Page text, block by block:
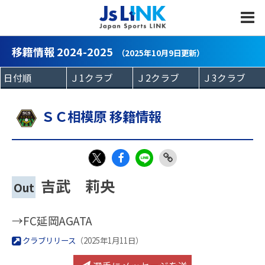
移籍情報 2024-2025 （2025年10月9日更新）
ＳＣ相模原 移籍情報
X
eb
Out 吉武 莉央
→FC延岡AGATA
クラブリリース （2025年1月11日）